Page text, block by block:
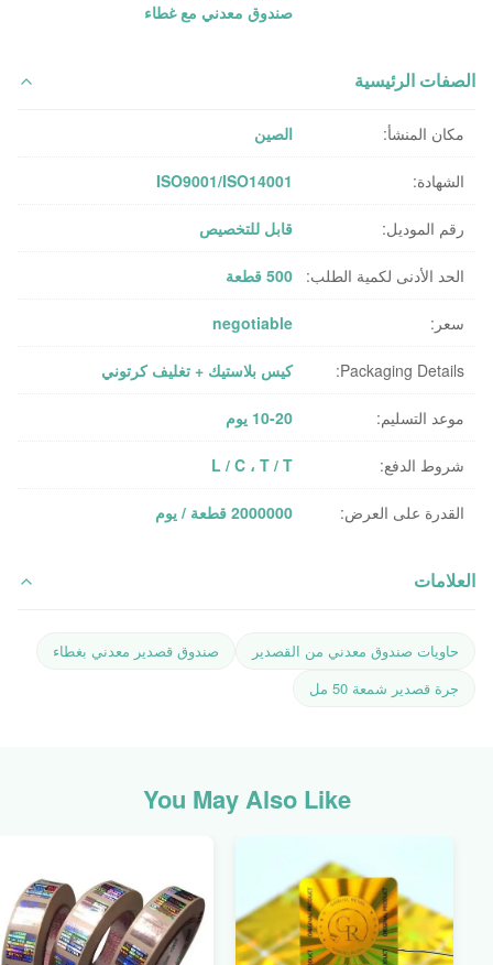
صندوق معدني مع غطاء
الصفات الرئيسية
مكان المنشأ: الصين
الشهادة: ISO9001/ISO14001
رقم الموديل: قابل للتخصيص
الحد الأدنى لكمية الطلب: 500 قطعة
سعر: negotiable
Packaging Details: كيس بلاستيك + تغليف كرتوني
موعد التسليم: 10-20 يوم
شروط الدفع: L / C ، T / T
القدرة على العرض: 2000000 قطعة / يوم
العلامات
حاويات صندوق معدني من القصدير
صندوق قصدير معدني بغطاء
جرة قصدير شمعة 50 مل
You May Also Like